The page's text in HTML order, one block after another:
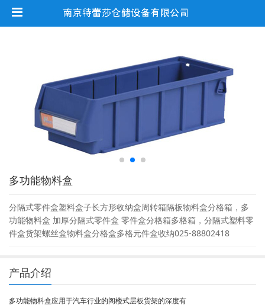
多功能物料盒
分隔式零件盒塑料盒子长方形收纳盒周转箱隔板物料盒分格箱，多
功能物料盒 加厚分隔式零件盒 零件盒分格箱多格箱，分隔式塑料零
件盒货架螺丝盒物料盒分格盒多格元件盒收纳025-88802418
产品介绍
多功能物料盒应用于汽车行业的阁楼式层板货架的深度有